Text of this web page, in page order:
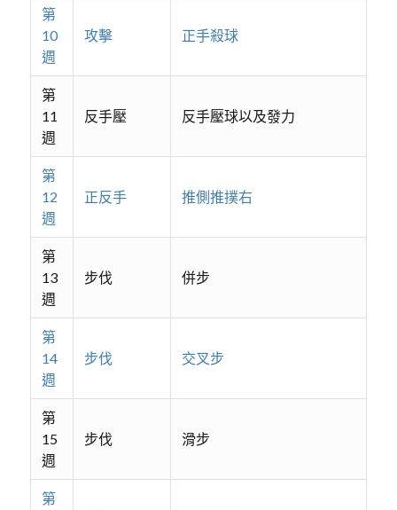
第
10
週
攻擊 正手殺球
第
11
週
反手壓 反手壓球以及發力
第
12
週
正反手 推側推撲右
第
13
週
步伐 併步
第
14
週
步伐 交叉步
第
15
週
步伐 滑步
第